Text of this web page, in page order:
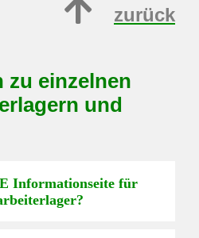
zurück
zu einzelnen
und
Informationseite für